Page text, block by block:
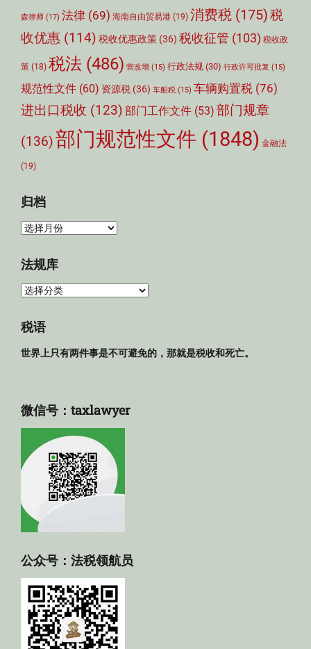
森律师 (17) 法律 (69) 海南自由贸易港 (19) 消费税 (175)税
收优惠 (114) 税收优惠政策 (36) 税收征管 (103) 税收政
策 (18) 税法 (486) 营改增 (15) 行政法规 (30) 行政许可批复 (15)
规范性文件 (60) 资源税 (36) 车船税 (15) 车辆购置税 (76)
进出口税收 (123) 部门工作文件 (53) 部门规章
(136)部门规范性文件 (1848) 金融法
(19)
归档
归
法规库
法
库
税语
世界上只有两件事是不可避免的，那就是税收和死亡。
微信号：taxlawyer
公众号：法税领航员